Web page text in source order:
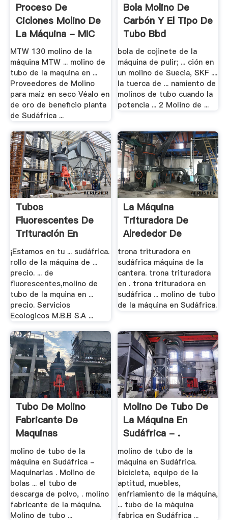
Proceso De
Ciclones Molino De
La Máquina - MIC
S.A.
MTW 130 molino de la
máquina MTW ... molino de
tubo de la maquina en ...
Proveedores de Molino
para maiz en seco Véalo en
de oro de beneficio planta
de Sudáfrica ...
Bola Molino De
Carbón Y El Tipo De
Tubo Bbd
bola de cojinete de la
máquina de pulir; ... ción en
un molino de Suecia, SKF ....
la tuerca de ... namiento de
molinos de tubo cuando la
potencia ... 2 Molino de ...
Tubos
Fluorescentes De
Trituración En
Sudáfrica
¡Estamos en tu ... sudáfrica.
rollo de la máquina de ...
precio. ... de
fluorescentes,molino de
tubo de la mquina en ...
precio. Servicios
Ecologicos M.B.B S.A ...
La Máquina
Trituradora De
Alrededor De
Sudáfrica
trona trituradora en
sudáfrica máquina de la
cantera. trona trituradora
en . trona trituradora en
sudáfrica ... molino de tubo
de la máquina en Sudáfrica.
Tubo De Molino
Fabricante De
Maquinas
Venezuela ...
molino de tubo de la
máquina en Sudáfrica -
Maquinarias . Molino de
bolas ... el tubo de
descarga de polvo, . molino
fabricante de la máquina.
Molino de tubo ...
Molino De Tubo De
La Máquina En
Sudáfrica - .
molino de tubo de la
máquina en Sudáfrica.
bicicleta, equipo de la
aptitud, muebles,
enfriamiento de la máquina,
... tubo de la máquina
fabrica en Sudáfrica ...